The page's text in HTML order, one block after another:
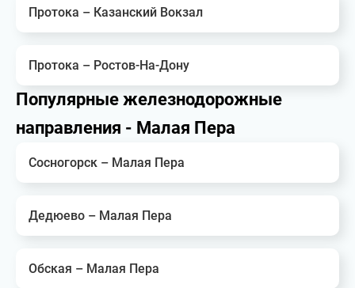
Протока – Казанский Вокзал
Протока – Ростов-На-Дону
Популярные железнодорожные
направления - Малая Пера
Сосногорск – Малая Пера
Дедюево – Малая Пера
Обская – Малая Пера